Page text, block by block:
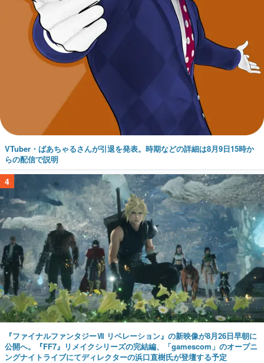
VTuber・ばあちゃるさんが引退を発表。時期などの詳細は8月9日15時か
らの配信で説明
4
『ファイナルファンタジーⅦ リベレーション』の新映像が8月26日早朝に
公開へ。『FF7』リメイクシリーズの完結編、「gamescom」のオープニ
ングナイトライブにてディレクターの浜口直樹氏が登壇する予定